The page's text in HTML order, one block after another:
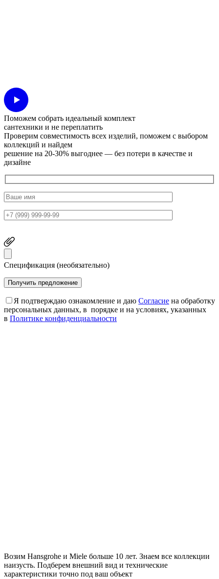
Поможем собрать идеальный комплект
сантехники и не переплатить
Проверим совместимость всех изделий, поможем с выбором
коллекций и найдем
решение на 20-30% выгоднее — без потери в качестве и
дизайне
Спецификация (необязательно)
Я подтверждаю ознакомление и даю Согласие на обработку
персональных данных, в порядке и на условиях, указанных
в Политике конфиденциальности
Возим Hansgrohe и Miele больше 10 лет. Знаем все коллекции
наизусть. Подберем внешний вид и технические
характеристики точно под ваш объект